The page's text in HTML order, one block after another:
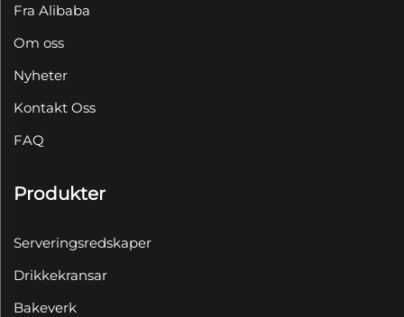
Fra Alibaba
Om oss
Nyheter
Kontakt Oss
FAQ
Produkter
Serveringsredskaper
Drikkekransar
Bakeverk